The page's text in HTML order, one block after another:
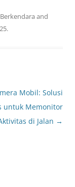
and
.
Mobil: Solusi
untuk Memonitor
di Jalan →